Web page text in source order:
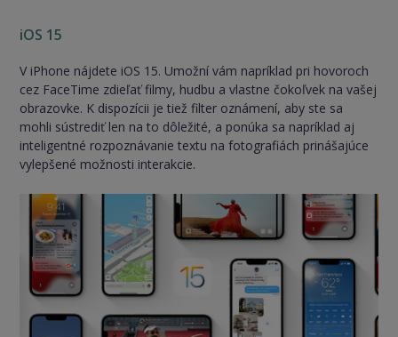
iOS 15
V iPhone nájdete iOS 15. Umožní vám napríklad pri hovoroch
cez FaceTime zdieľať filmy, hudbu a vlastne čokoľvek na vašej
obrazovke. K dispozícii je tiež filter oznámení, aby ste sa
mohli sústrediť len na to dôležité, a ponúka sa napríklad aj
inteligentné rozpoznávanie textu na fotografiách prinášajúce
vylepšené možnosti interakcie.